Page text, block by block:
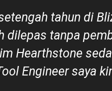
tahun di
dilepas tanpa
Hearthstone
Engineer saya